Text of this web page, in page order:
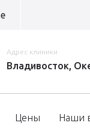
Адрес клиники
Владивосток,
Цены Наши